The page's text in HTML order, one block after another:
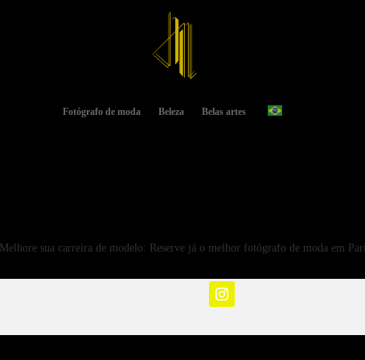
Fotógrafo de moda Beleza Belas artes
Melhore sua carreira de modelo: Reserve já o melhor fotógrafo de moda em